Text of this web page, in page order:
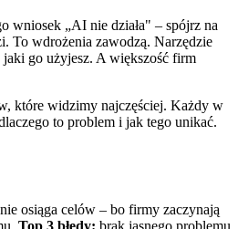
wniosek „AI nie działa" – spójrz na
To wdrożenia zawodzą. Narzędzie
go użyjesz. A większość firm
które widzimy najczęściej. Każdy w
to problem i jak tego unikać.
osiąga celów – bo firmy zaczynają
Top 3 błędy: brak jasnego problemu